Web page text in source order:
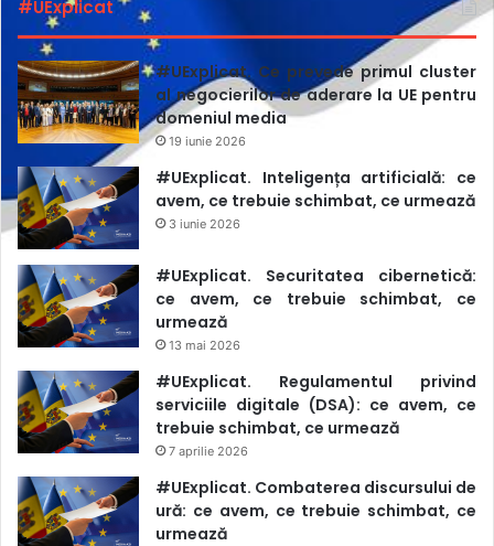
jurnaliștilor notează drept necesare acțiuni ulterioare din
partea autorităților, fiind vorba de investigarea rapidă și
tragerea la răspundere a celor responsabili pentru atac.
Un răspuns este așteptat până în luna iulie.
#UExplicat
#UExplicat. Ce prevede primul cluster
al negocierilor de aderare la UE pentru
domeniul media
19 iunie 2026
#UExplicat. Inteligența artificială: ce
avem, ce trebuie schimbat, ce urmează
3 iunie 2026
#UExplicat. Securitatea cibernetică:
ce avem, ce trebuie schimbat, ce
urmează
13 mai 2026
#UExplicat. Regulamentul privind
serviciile digitale (DSA): ce avem, ce
trebuie schimbat, ce urmează
7 aprilie 2026
#UExplicat. Combaterea discursului de
ură: ce avem, ce trebuie schimbat, ce
urmează